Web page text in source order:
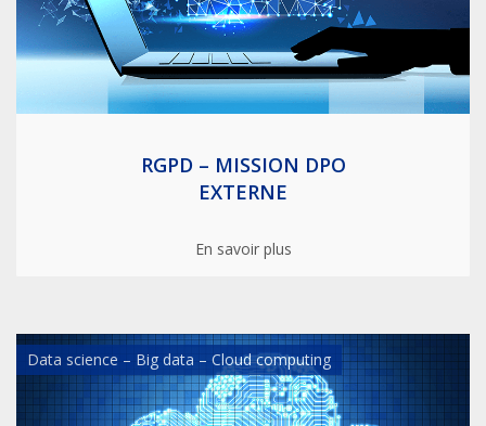
RGPD – MISSION DPO
EXTERNE
En savoir plus
Data science – Big data – Cloud computing